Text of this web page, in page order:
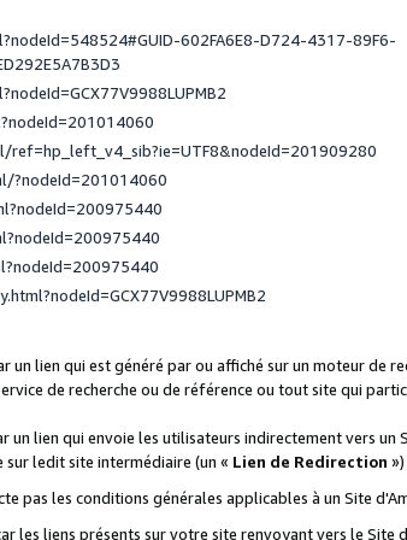
602FA6E8-D724-4317-89F6-
?nodeId=201014060
lien qui est généré par ou affiché sur un moteur de
de recherche ou de référence ou tout site qui
lien qui envoie les utilisateurs indirectement vers un
ledit site intermédiaire (un « Lien de Redirection
pas les conditions générales applicables à un Site
les liens présents sur votre site renvoyant vers le Site